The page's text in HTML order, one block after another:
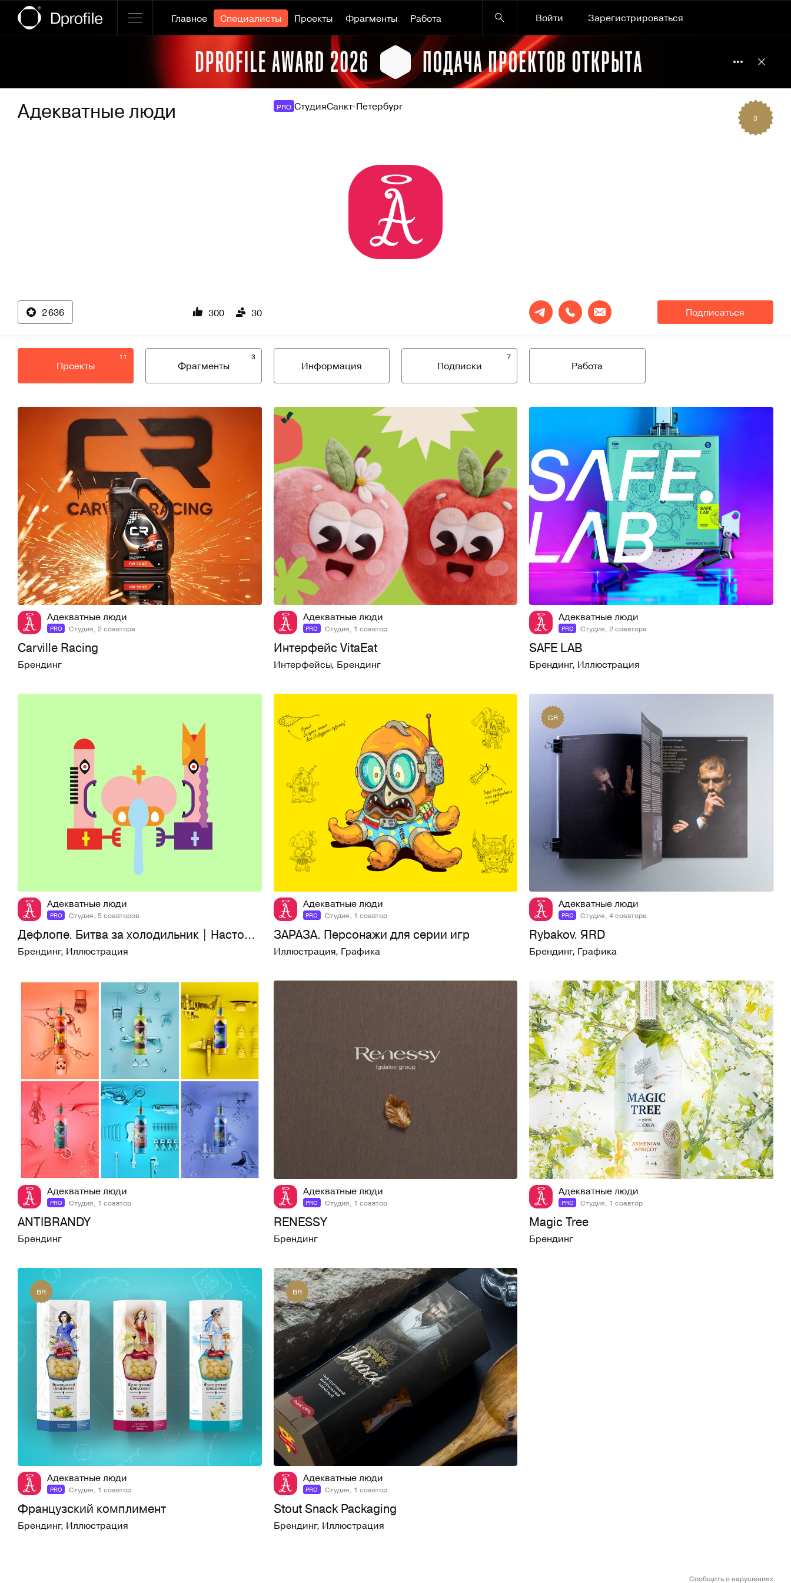
Главное Специалисты Проекты Фрагменты Работа Войти
Зарегистрироваться
Адекватные люди PRO СтудияСанкт-Петербург
3
2 636 300 30 Подписаться
11
Проекты
3
Фрагменты Информация
7
Подписки Работа
4
Адекватные люди
PRO Студия, 2 соавтора
Carville Racing
Брендинг
30 245
Адекватные люди
PRO Студия, 1 соавтор
Интерфейс VitaEat
Интерфейсы, Брендинг
34
Адекватные люди
PRO Студия, 2 соавтора
SAFE LAB
Брендинг, Иллюстрация
Адекватные люди
PRO Студия, 5 соавторов
Дефлопе. Битва за холодильник | Настольная игра
Брендинг, Иллюстрация
379
Адекватные люди
PRO Студия, 1 соавтор
ЗАРАЗА. Персонажи для серии игр
Иллюстрация, Графика
GR
Адекватные люди
PRO Студия, 4 соавтора
Rybakov. ЯRD
Брендинг, Графика
19 755
Адекватные люди
PRO Студия, 1 соавтор
ANTIBRANDY
Брендинг
Адекватные люди
PRO Студия, 1 соавтор
RENESSY
Брендинг
21 652
Адекватные люди
PRO Студия, 1 соавтор
Magic Tree
Брендинг
BR
Адекватные люди
PRO Студия, 1 соавтор
Французский комплимент
Брендинг, Иллюстрация
BR
38 736
Адекватные люди
PRO Студия, 1 соавтор
Stout Snack Packaging
Брендинг, Иллюстрация
Сообщить о нарушениях